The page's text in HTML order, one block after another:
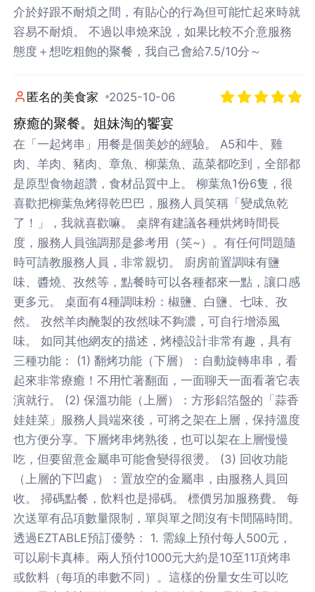
介於好跟不耐煩之間，有貼心的行為但可能忙起來時就
容易不耐煩。 不過以串燒來說，如果比較不介意服務
態度＋想吃粗飽的聚餐，我自己會給7.5/10分～
匿名的美食家 2025-10-06
療癒的聚餐。姐妹淘的饗宴
在「一起烤串」用餐是個美妙的經驗。 A5和牛、雞
肉、羊肉、豬肉、章魚、柳葉魚、蔬菜都吃到，全部都
是原型食物超讚，食材品質中上。 柳葉魚1份6隻，很
喜歡把柳葉魚烤得乾巴巴，服務人員笑稱「變成魚乾
了！」，我就喜歡嘛。 桌牌有建議各種烘烤時間長
度，服務人員強調那是參考用（笑~）。有任何問題隨
時可請教服務人員，非常親切。 廚房前置調味有鹽
味、醬燒、孜然等，點餐時可以各種都來一點，讓口感
更多元。 桌面有4種調味粉：椒鹽、白鹽、七味、孜
然。 孜然羊肉醃製的孜然味不夠濃，可自行增添風
味。 如同其他網友的描述，烤檯設計非常有趣，具有
三種功能： (1) 翻烤功能（下層）：自動旋轉串串，看
起來非常療癒！不用忙著翻面，一面聊天一面看著它表
演就行。 (2) 保溫功能（上層）：方形鋁箔盤的「蒜香
娃娃菜」服務人員端來後，可將之架在上層，保持溫度
也方便分享。下層烤串烤熟後，也可以架在上層慢慢
吃，但要留意金屬串可能會變得很燙。 (3) 回收功能
（上層的下凹處）：置放空的金屬串，由服務人員回
收。 掃碼點餐，飲料也是掃碼。 標價另加服務費。 每
次送單有品項數量限制，單與單之間沒有卡間隔時間。
透過EZTABLE預訂優勢： 1. 需線上預付每人500元，
可以刷卡真棒。兩人預付1000元大約是10至11項烤串
或飲料（每項的串數不同）。這樣的份量女生可以吃